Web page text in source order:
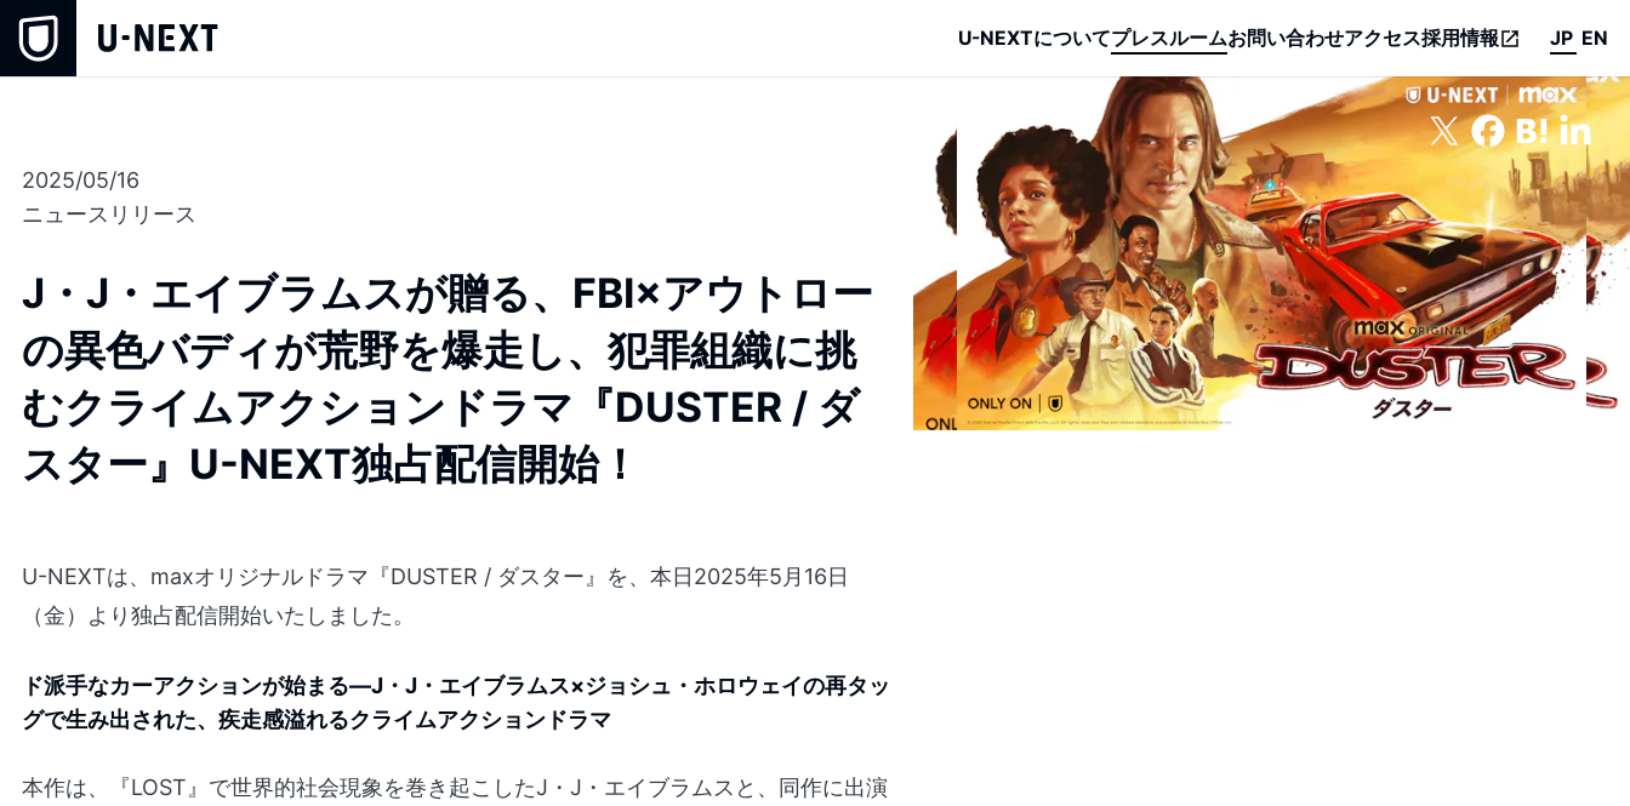
U-NEXTについてプレスルームお問い合わせアクセス採用情報 JP EN
2025/05/16
ニュースリリース
J・J・エイブラムスが贈る、FBI×アウトロー
の異色バディが荒野を爆走し、犯罪組織に挑
むクライムアクションドラマ『DUSTER / ダ
スター』U-NEXT独占配信開始！
U-NEXTは、maxオリジナルドラマ『DUSTER / ダスター』を、本日2025年5月16日
（金）より独占配信開始いたしました。
ド派手なカーアクションが始まる―J・J・エイブラムス×ジョシュ・ホロウェイの再タッ
グで生み出された、疾走感溢れるクライムアクションドラマ
本作は、『LOST』で世界的社会現象を巻き起こしたJ・J・エイブラムスと、同作に出演